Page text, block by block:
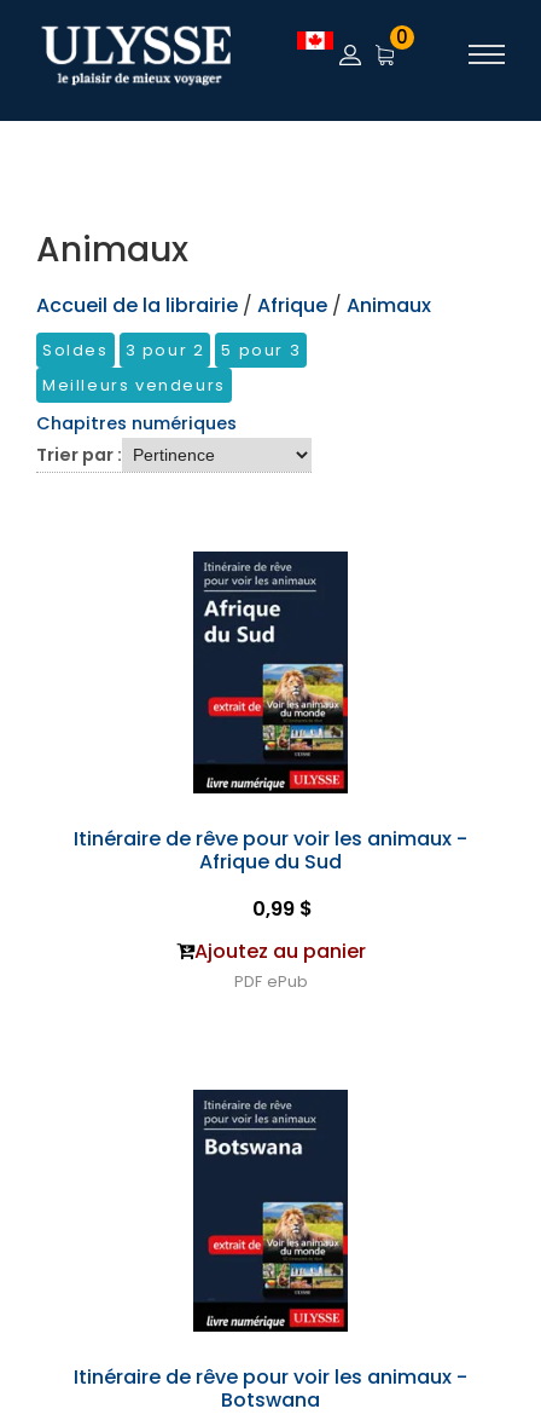
TEST 0
Animaux
Accueil de la librairie / Afrique / Animaux
Soldes 3 pour 2
5 pour 3
Meilleurs vendeurs
Chapitres numériques
Trier par :
Itinéraire de rêve pour voir les animaux -
Afrique du Sud
0,99 $
Ajoutez au panier
PDF ePub
Itinéraire de rêve pour voir les animaux -
Botswana